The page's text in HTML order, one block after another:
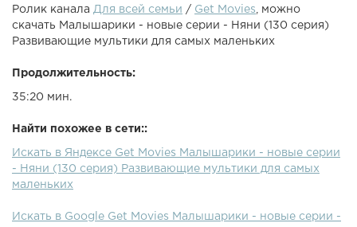
Барашик и Нюшенька будут нянками для мячика. Они
большой, другой слишком маленький, а нужен тот,
который будет по размеру.Смотрите отличные мультики
для маленьких:Малышарики Фломастеры Малышарики
Малышарики Робот Малышарики Автобус Сборник
Ролик канала Для всей семьи / Get Movies , можно
скачать Малышарики - новые серии - Няни (130 серия)
Развивающие мультики для самых маленьких
Продолжительность:
35:20 мин.
Найти похожее в сети::
Искать в Яндексе Get Movies Малышарики - новые серии
- Няни (130 серия) Развивающие мультики для самых
маленьких
Искать в Google Get Movies Малышарики - новые серии -